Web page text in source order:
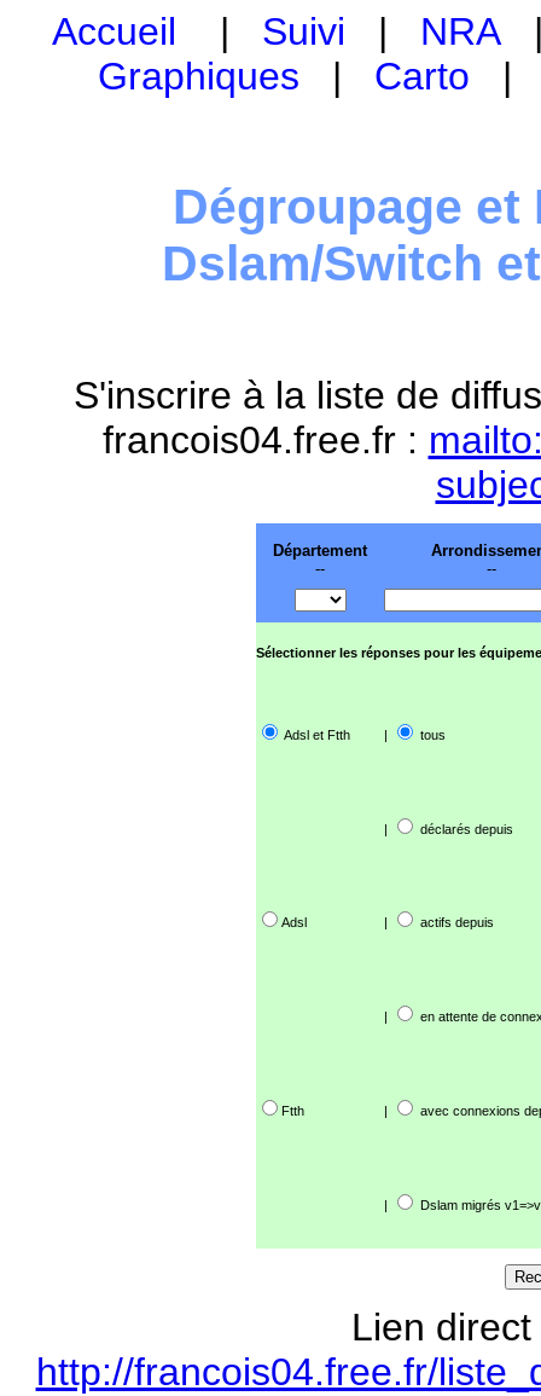
Accueil | Suivi | NRA
Graphiques | Carto
Dégroupage et
Dslam/Switch
S'inscrire à la liste de
francois04.free.fr :
Département
--
--
Sélectionner les réponses pour les
Adsl et Ftth | tous
| déclarés depuis
Adsl | actifs depuis
| en attente de
Ftth | avec connexions
| Dslam migrés
Lien
http://francois04.free.fr/